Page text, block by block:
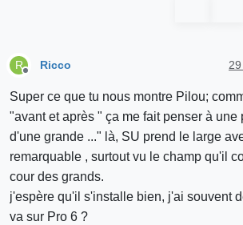
R Ricco
Super ce que tu nous montre Pilou;
"avant et après " ça me fait penser à une
d'une grande ..." là, SU prend le large
remarquable , surtout vu le champ qu'il
cour des grands.
j'espère qu'il s'installe bien, j'ai souvent
va sur Pro 6 ?